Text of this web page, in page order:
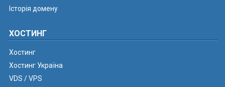
Історія домену
ХОСТИНГ
Хостинг
Хостинг Україна
VDS / VPS